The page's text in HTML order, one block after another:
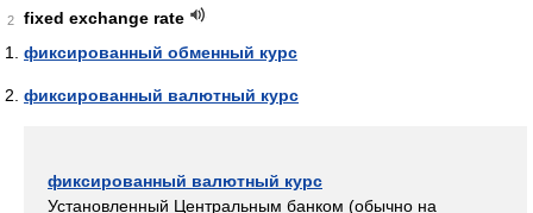
2
fixed exchange rate
фиксированный обменный курс
фиксированный валютный курс
фиксированный валютный курс
Установленный Центральным банком (обычно на